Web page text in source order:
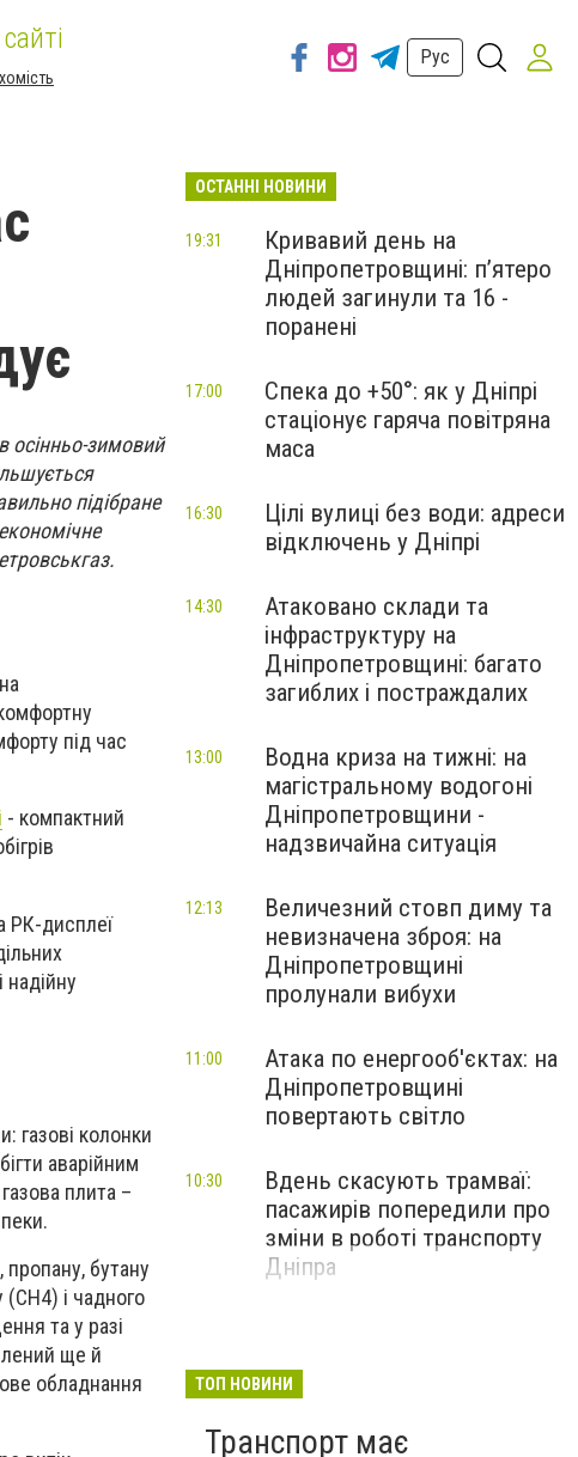
Рус
осінньо-зимовий
підібране
під час
- компактний
РК-дисплеї
газові колонки
аварійним
плита –
пропану, бутану
(СН4) і чадного
та у разі
ще й
обладнання
ОСТАННІ НОВИНИ
Кривавий день на
Дніпропетровщині: п’ятеро
людей загинули та 16 -
поранені
19:31
Спека до +50°: як у Дніпрі
стаціонує гаряча повітряна
маса
17:00
Цілі вулиці без води: адреси
відключень у Дніпрі
16:30
Атаковано склади та
інфраструктуру на
Дніпропетровщині: багато
загиблих і постраждалих
14:30
Водна криза на тижні: на
магістральному водогоні
Дніпропетровщини -
надзвичайна ситуація
13:00
Величезний стовп диму та
невизначена зброя: на
Дніпропетровщині
пролунали вибухи
12:13
Атака по енергооб'єктах: на
Дніпропетровщині
повертають світло
11:00
Вдень скасують трамваї:
пасажирів попередили про
зміни в роботі транспорту
Дніпра
10:30
ТОП НОВИНИ
Транспорт має